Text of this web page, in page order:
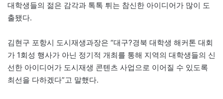
대학생들의 젊은 감각과 톡톡 튀는 참신한 아이디어가 많이 도
출됐다.
김현구 포항시 도시재생과장은 “대구?경북 대학생 해커톤 대회
가 1회성 행사가 아닌 정기적 개최를 통해 지역의 대학생들의 신
선한 아이디어가 도시재생 콘텐츠 사업으로 이어질 수 있도록
최선을 다하겠다”고 말했다.